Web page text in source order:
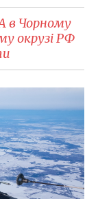
в Чорному
окрузі РФ